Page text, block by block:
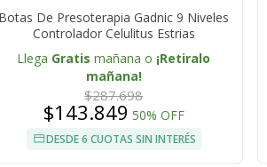
Botas De Presoterapia Gadnic 9 Niveles
Controlador Celulitus Estrias
Llega Gratis mañana o ¡Retiralo
mañana!
$287.698
$143.849 50% OFF
DESDE 6 CUOTAS SIN INTERÉS